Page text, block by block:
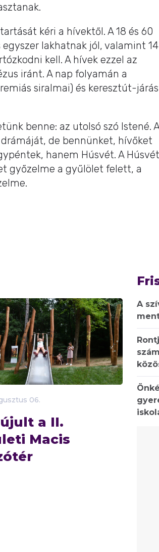
kéri a hívektől. A 18 és 60
lakhatnak jól, valamint 14
kell. A hívek ezzel az
iránt. A nap folyamán a
siralmai) és keresztút-
benne: az utolsó szó Istené. A
de bennünket, hívőket
hanem Húsvét. A Húsvét
győzelme a gyűlölet felett, a
06.
a II.
Macis
A